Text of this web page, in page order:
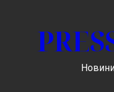
Новини